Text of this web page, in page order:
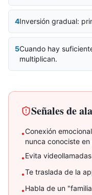
4Inversión gradual:
5Cuando hay
multiplican.
Señales de
•Conexión
nunca conociste en
•Evita
•Te traslada de la
•Habla de un